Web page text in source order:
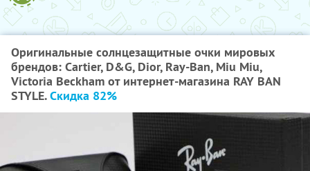
Оригинальные солнцезащитные очки мировых
брендов: Cartier, D&G, Dior, Ray-Ban, Miu Miu,
Victoria Beckham от интернет-магазина RAY BAN
STYLE.Скидка 82%